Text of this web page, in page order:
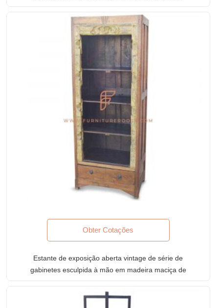
Obter Cotações
Estante de exposição aberta vintage de série de
gabinetes esculpida à mão em madeira maciça de